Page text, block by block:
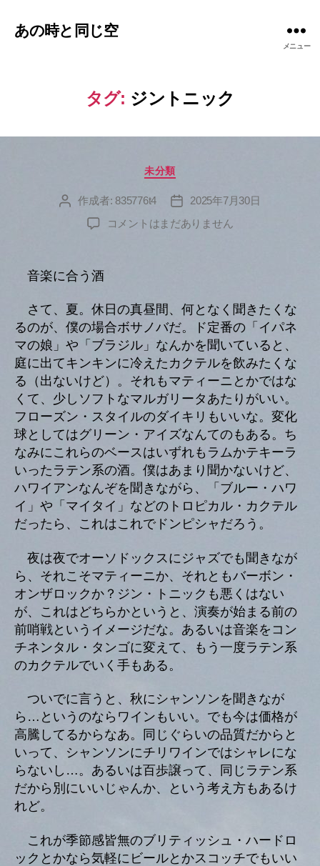
あの時と同じ空
メニュー
タグ: ジントニック
カ
ゴ
リ
ー
未分類
投
作成者: 835776t4
投
稿
日
2025年7月30日
へ
コメントはまだありません
音楽に合う酒
さて、夏。休日の真昼間、何となく聞きたくな
るのが、僕の場合ボサノバだ。ド定番の「イパネ
マの娘」や「ブラジル」なんかを聞いていると、
庭に出てキンキンに冷えたカクテルを飲みたくな
る（出ないけど）。それもマティーニとかではな
くて、少しソフトなマルガリータあたりがいい。
フローズン・スタイルのダイキリもいいな。変化
球としてはグリーン・アイズなんてのもある。ち
なみにこれらのベースはいずれもラムかテキーラ
いったラテン系の酒。僕はあまり聞かないけど、
ハワイアンなんぞを聞きながら、「ブルー・ハワ
イ」や「マイタイ」などのトロピカル・カクテル
だったら、これはこれでドンピシャだろう。
夜は夜でオーソドックスにジャズでも聞きなが
ら、それこそマティーニか、それともバーボン・
オンザロックか？ジン・トニックも悪くはない
が、これはどちらかというと、演奏が始まる前の
前哨戦というイメージだな。あるいは音楽をコン
チネンタル・タンゴに変えて、もう一度ラテン系
のカクテルでいく手もある。
ついでに言うと、秋にシャンソンを聞きなが
ら…というのならワインもいい。でも今は価格が
高騰してるからなあ。同じぐらいの品質だからと
いって、シャンソンにチリワインではシャレにな
らないし…。あるいは百歩譲って、同じラテン系
だから別にいいじゃんか、という考え方もあるけ
れど。
これが季節感皆無のブリティッシュ・ハードロ
ックとかなら気軽にビールとかスコッチでもいい